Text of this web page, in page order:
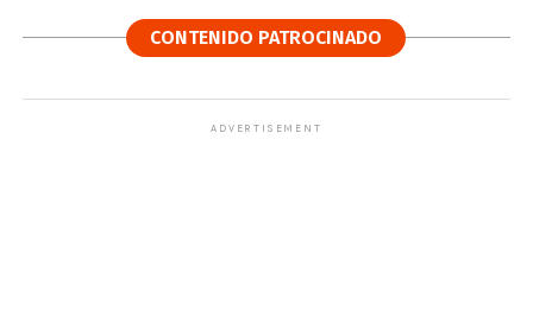
CONTENIDO PATROCINADO
ADVERTISEMENT